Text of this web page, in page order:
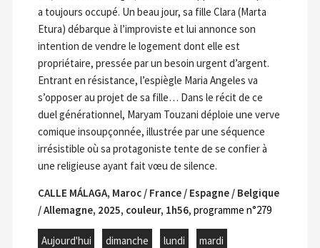
a toujours occupé. Un beau jour, sa fille Clara (Marta
Etura) débarque à l’improviste et lui annonce son
intention de vendre le logement dont elle est
propriétaire, pressée par un besoin urgent d’argent.
Entrant en résistance, l’espiègle Maria Angeles va
s’opposer au projet de sa fille… Dans le récit de ce
duel générationnel, Maryam Touzani déploie une verve
comique insoupçonnée, illustrée par une séquence
irrésistible où sa protagoniste tente de se confier à
une religieuse ayant fait vœu de silence.
CALLE MÁLAGA, Maroc / France / Espagne / Belgique
/ Allemagne, 2025, couleur, 1h56, programme n°279
Aujourd'hui dimanche lundi mardi